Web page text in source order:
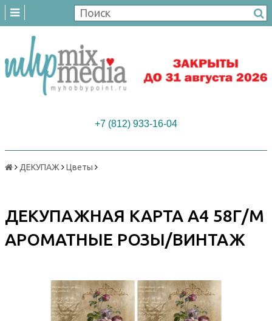
+7 (812) 933-16-04
ДЕКУПАЖ Цветы
ДЕКУПАЖНАЯ КАРТА А4 58Г/М
АРОМАТНЫЕ РОЗЫ/ВИНТАЖ